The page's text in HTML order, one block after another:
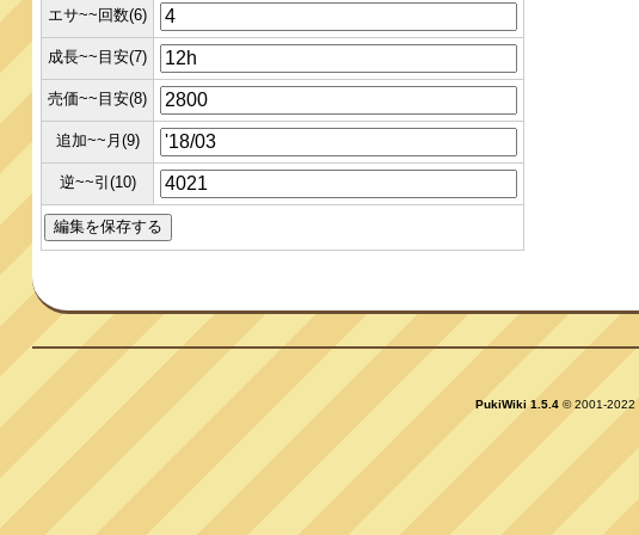
エサ~~回数(6)
成長~~目安(7)
売価~~目安(8)
追加~~月(9)
逆~~引(10)
PukiWiki 1.5.4 © 2001-2022